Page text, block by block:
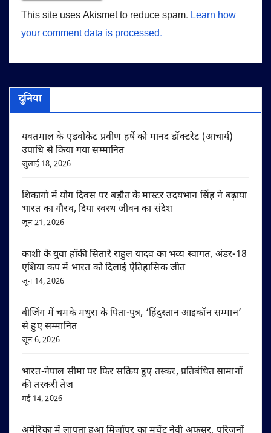
This site uses Akismet to reduce spam. Learn how
your comment data is processed.
दुनिया
यवतमाल के एडवोकेट प्रवीण हर्षे को मानद डॉक्टरेट (आचार्य)
उपाधि से किया गया सम्मानित
जुलाई 18, 2026
शिकागो में योग दिवस पर बड़ौत के मास्टर उदयभान सिंह ने बढ़ाया
भारत का गौरव, दिया स्वस्थ जीवन का संदेश
जून 21, 2026
काशी के युवा हॉकी सितारे राहुल यादव का भव्य स्वागत, अंडर-18
एशिया कप में भारत को दिलाई ऐतिहासिक जीत
जून 14, 2026
बीजिंग में चमके मथुरा के पिता-पुत्र, ‘हिंदुस्तान आइकॉन सम्मान’
से हुए सम्मानित
जून 6, 2026
भारत-नेपाल सीमा पर फिर सक्रिय हुए तस्कर, प्रतिबंधित सामानों
की तस्करी तेज
मई 14, 2026